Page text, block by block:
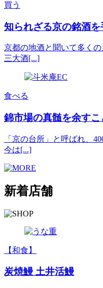
買う
知られざる京の銘酒を
京都の地酒と聞いて多く
三大酒[...]
食べる
錦市場の真髄を余すこ
「京の台所」と呼ばれ、
今は[...]
新着店舗
【和食】
炭焼鰻 土井活鰻